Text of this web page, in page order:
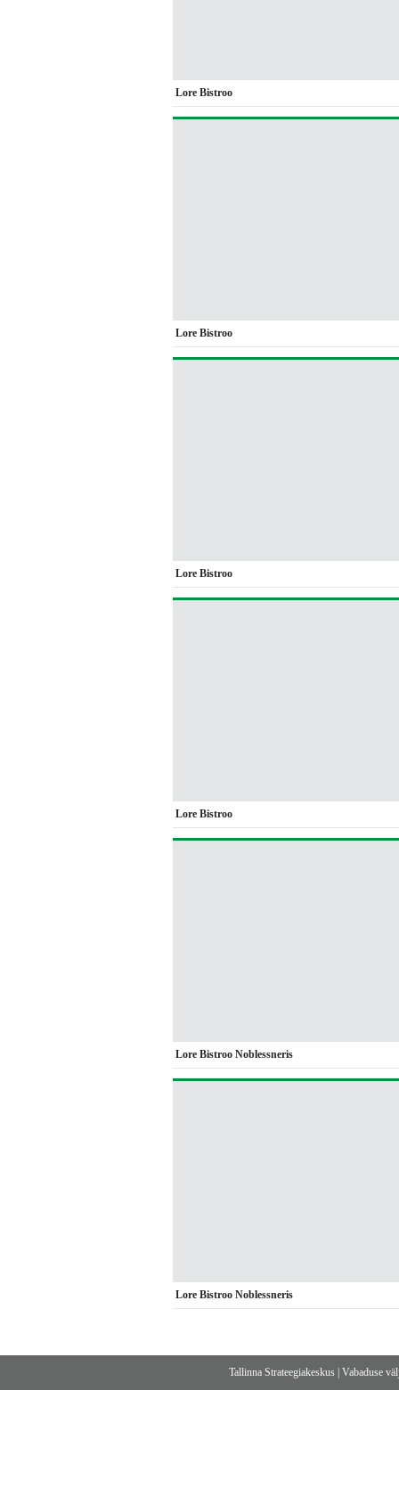
Lore Bistroo
Lore Bistroo
Lore Bistroo
Lore Bistroo
Lore Bistroo Noblessneris
Lore Bistroo Noblessneris
Tallinna Strateegiakeskus |Vabaduse